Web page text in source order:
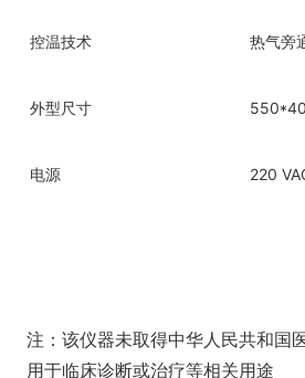
控温技术 热气旁
外型尺寸
电源 220
注：该仪器未取得中华人民共和国
用于临床诊断或治疗等相关用途